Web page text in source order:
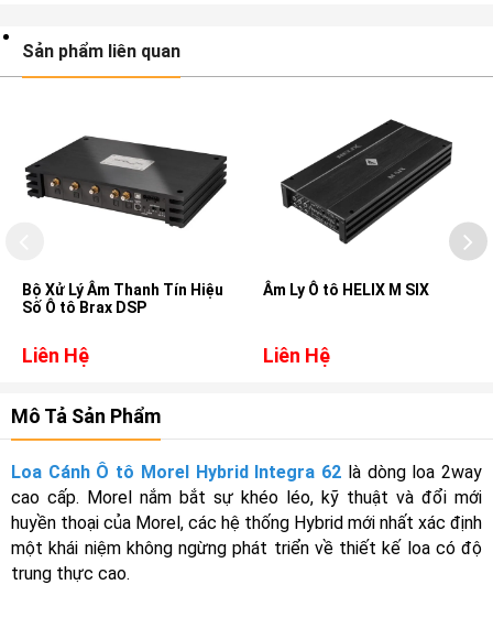
Sản phẩm liên quan
Bộ Xử Lý Âm Thanh Tín Hiệu
Số Ô tô Brax DSP
Liên Hệ
Âm Ly Ô tô HELIX M SIX
Liên Hệ
Mô Tả Sản Phẩm
Loa Cánh Ô tô Morel Hybrid Integra 62 là dòng loa 2way
cao cấp. Morel nắm bắt sự khéo léo, kỹ thuật và đổi mới
huyền thoại của Morel, các hệ thống Hybrid mới nhất xác định
một khái niệm không ngừng phát triển về thiết kế loa có độ
trung thực cao.